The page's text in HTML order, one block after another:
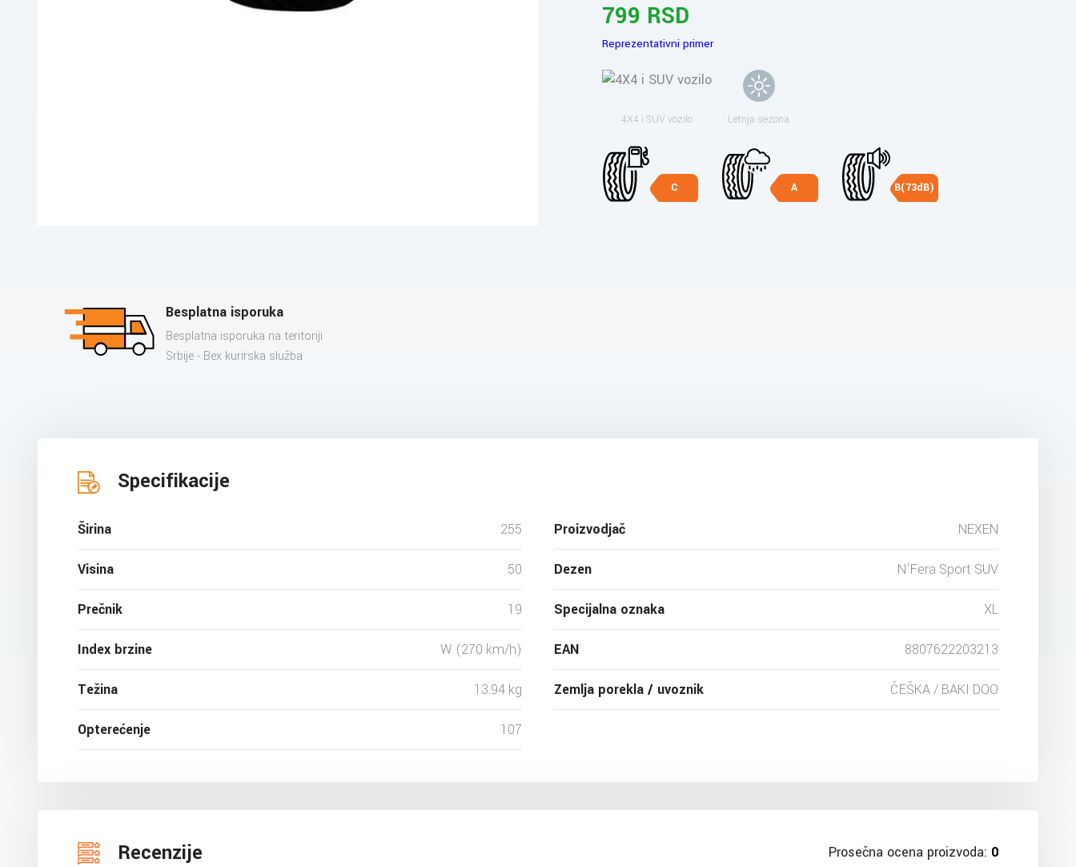
799 RSD
Reprezentativni primer
4X4 i SUV vozilo Letnja sezona
C A B(73dB)
Besplatna isporuka
Besplatna isporuka na teritoriji
Srbije - Bex kurirska služba
Specifikacije
Širina 255
Visina 50
Prečnik 19
Index brzine W (270 km/h)
Težina 13.94 kg
Opterećenje 107
Proizvodjač NEXEN
Dezen N'Fera Sport SUV
Specijalna oznaka XL
EAN 8807622203213
Zemlja porekla / uvoznik ČEŠKA / BAKI DOO
Recenzije Prosečna ocena proizvoda: 0